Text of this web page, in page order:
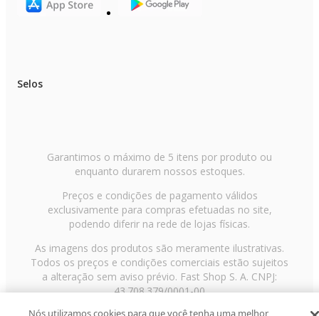
Selos
Garantimos o máximo de 5 itens por produto ou
enquanto durarem nossos estoques.
Preços e condições de pagamento válidos
exclusivamente para compras efetuadas no site,
podendo diferir na rede de lojas físicas.
As imagens dos produtos são meramente ilustrativas.
Todos os preços e condições comerciais estão sujeitos
a alteração sem aviso prévio. Fast Shop S. A. CNPJ:
43.708.379/0001-00
Nós utilizamos cookies para que você tenha uma melhor